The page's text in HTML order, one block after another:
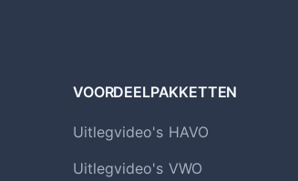
VOORDEELPAKKETTEN
Uitlegvideo's HAVO
Uitlegvideo's VWO